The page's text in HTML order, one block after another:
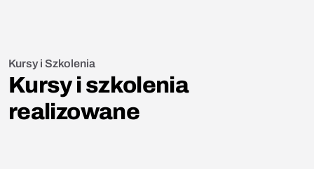
Kursy i Szkolenia
Kursy i szkolenia
realizowane